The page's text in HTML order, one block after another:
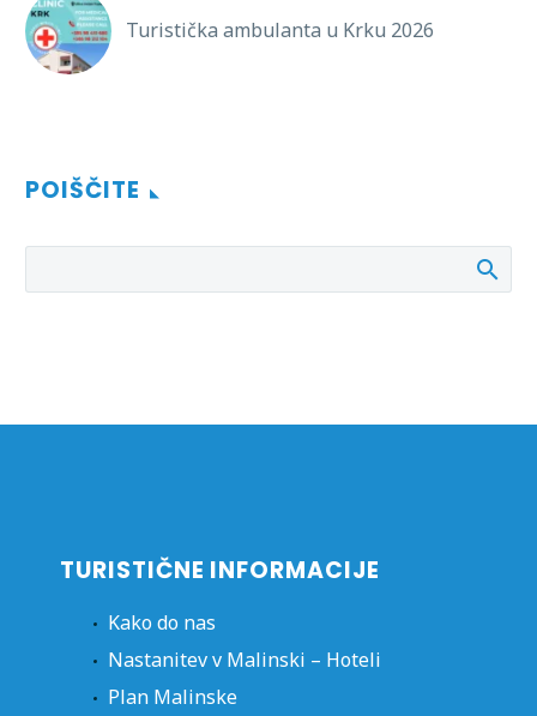
Turistička ambulanta u Krku 2026
POIŠČITE
TURISTIČNE INFORMACIJE
Kako do nas
Nastanitev v Malinski – Hoteli
Plan Malinske